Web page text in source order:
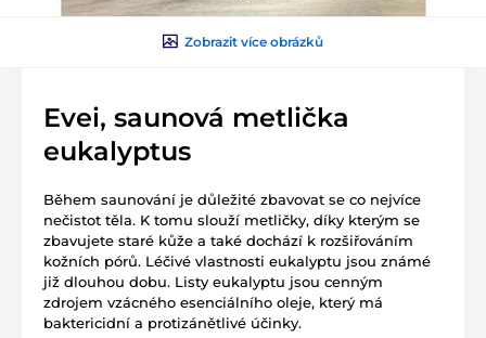
Zobrazit více obrázků
Evei, saunová metlička
eukalyptus
Během saunování je důležité zbavovat se co nejvíce
nečistot těla. K tomu slouží metličky, díky kterým se
zbavujete staré kůže a také dochází k rozšiřováním
kožních pórů. Léčivé vlastnosti eukalyptu jsou známé
již dlouhou dobu. Listy eukalyptu jsou cenným
zdrojem vzácného esenciálního oleje, který má
baktericidní a protizánětlivé účinky.